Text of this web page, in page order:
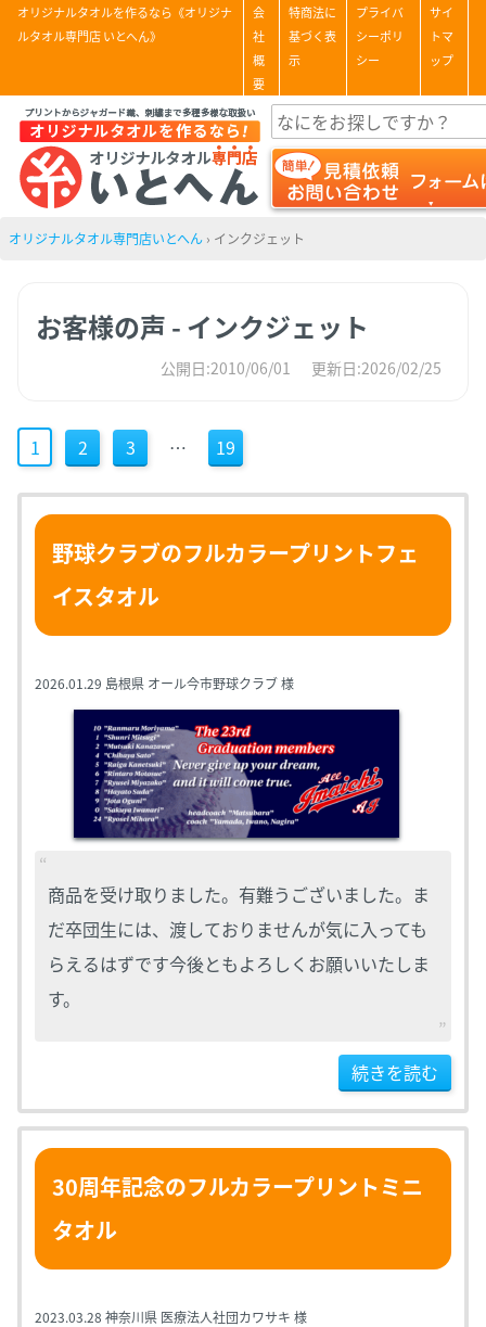
オリジナルタオルを作るなら《オリジナ
ルタオル専門店 いとへん》
会
社
概
要
特商法に
基づく表
示
プライバ
シーポリ
シー
サイ
トマ
ップ
オリジナルタオル専門店いとへん › インクジェット
お客様の声 - インクジェット
公開日:2010/06/01 更新日:2026/02/25
1 2 3 … 19
野球クラブのフルカラープリントフェ
イスタオル
2026.01.29 島根県 オール今市野球クラブ 様
商品を受け取りました。有難うございました。ま
だ卒団生には、渡しておりませんが気に入っても
らえるはずです今後ともよろしくお願いいたしま
す。
続きを読む
30周年記念のフルカラープリントミニ
タオル
2023.03.28 神奈川県 医療法人社団カワサキ 様